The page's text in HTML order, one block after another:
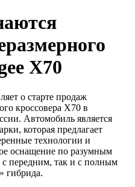
X70
о старте продаж
кроссовера X70 в
Автомобиль является
которая предлагает
технологии и
оснащение по разумным
с передним, так и с полным
гибрида.